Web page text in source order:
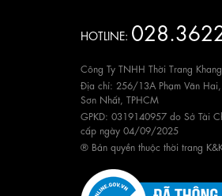
HOTLINE:
Công Ty TNHH Thời Trang
Địa chỉ: 256/13A Phạm Văn Hai,
Sơn Nhất, TPHCM
GPKD: 0319140957 do Sở Tài
cấp ngày 04/09/2025
® Bản quyền thuộc thời trang